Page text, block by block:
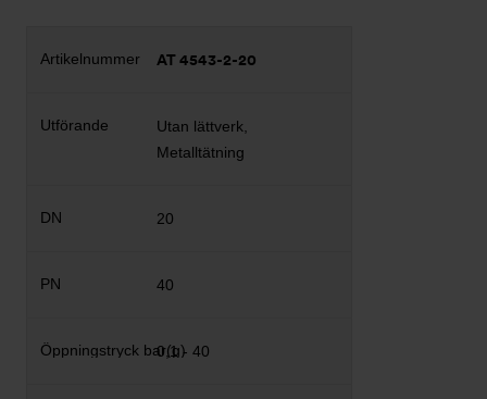
AT 4543-2-20
Utan lättverk,
Metalltätning
20
40
0,1 - 40